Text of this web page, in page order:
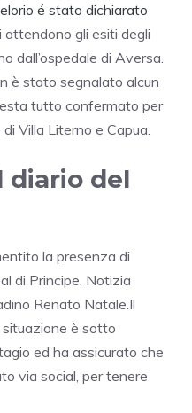
é stato dichiarato
attendono gli esiti degli
dall’ospedale di Aversa.
è stato segnalato alcun
tutto confermato per
Villa Literno e Capua.
diario del
la presenza di
di Principe. Notizia
Renato Natale.Il
è sotto
ed ha assicurato che
via social, per tenere